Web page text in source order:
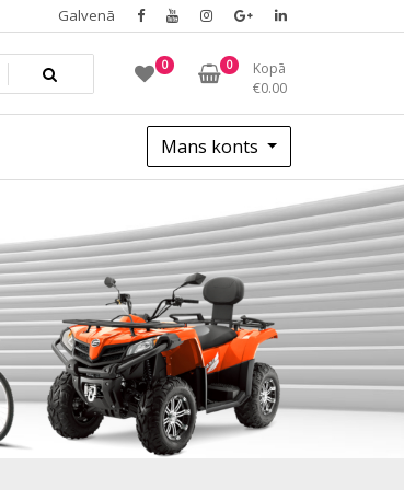
Galvenā
0 0
Kopā
€0.00
Mans konts